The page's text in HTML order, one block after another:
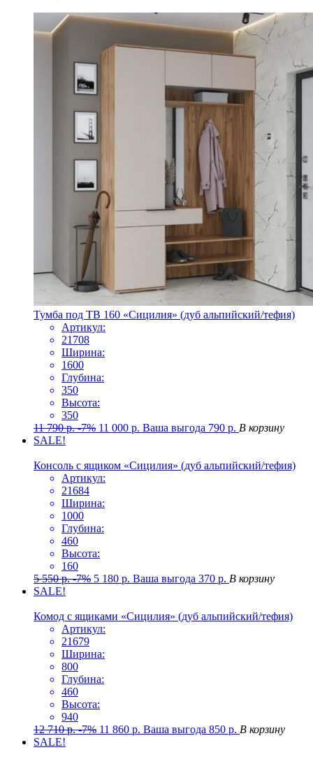
Тумба под ТВ 160 «Сицилия» (дуб альпийский/тефия)
Артикул:
21708
Ширина:
1600
Глубина:
350
Высота:
350
11 790р. -7% 11 000 р. Ваша выгода 790 р. В корзину
SALE!
Консоль с ящиком «Сицилия» (дуб альпийский/тефия)
Артикул:
21684
Ширина:
1000
Глубина:
460
Высота:
160
5 550р. -7% 5 180 р. Ваша выгода 370 р. В корзину
SALE!
Комод с ящиками «Сицилия» (дуб альпийский/тефия)
Артикул:
21679
Ширина:
800
Глубина:
460
Высота:
940
12 710р. -7% 11 860 р. Ваша выгода 850 р. В корзину
SALE!